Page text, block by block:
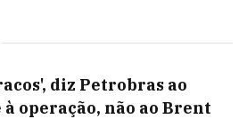
diz Petrobras ao
operação, não ao Brent